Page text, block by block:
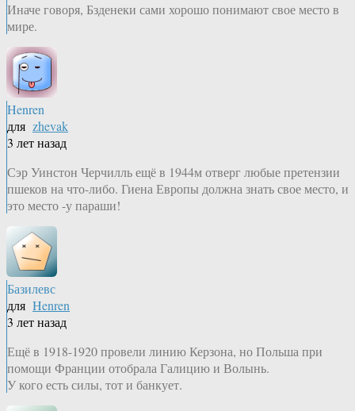
Иначе говоря, Бзденеки сами хорошо понимают свое место в
мире.
Henren
для zhevak
3 лет назад
Сэр Уинстон Черчилль ещё в 1944м отверг любые претензии
пшеков на что-либо. Гиена Европы должна знать свое место, и
это место -у параши!
Базилевс
для Henren
3 лет назад
Ещё в 1918-1920 провели линию Керзона, но Польша при
помощи Франции отобрала Галицию и Волынь.
У кого есть силы, тот и банкует.